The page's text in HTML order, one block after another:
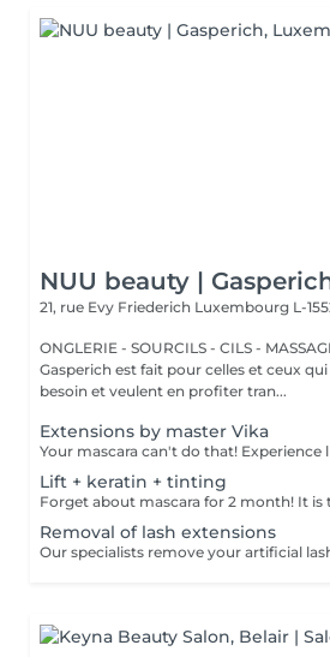
NUU beauty |
21, rue Evy Friederich Luxembourg L-
ONGLERIE - SOURCILS - CILS -
Gasperich est fait pour celles et ceux
besoin et veulent en profiter tran...
Extensions by master Vika
Lift + keratin + tinting
Removal of lash extensions